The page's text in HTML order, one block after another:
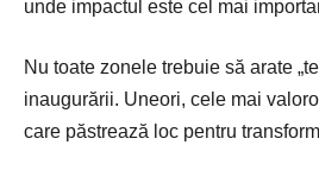
unde impactul este cel mai
Nu toate zonele trebuie să arate
inaugurării. Uneori, cele mai
care păstrează loc pentru